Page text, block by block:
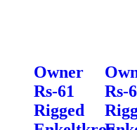
Owner
Rs-61
Rigged
Rs-